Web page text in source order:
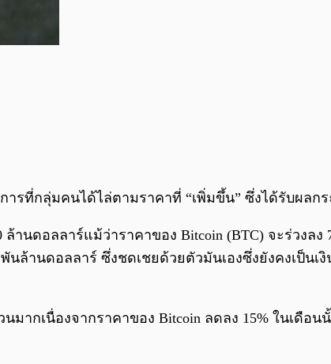
การที่กลุ่มคนได้ไล่ตามราคาที่ “เพิ่มขึ้น” ซึ่งได้รับผลก
ล้านดอลลาร์แม้ว่าราคาของ Bitcoin (BTC) จะร่วงล
พันล้านดอลลาร์ ซึ่งชดเชยด้วยตัวมันเองซึ่งยังคงเป็น
ากเนื่องจากราคาของ Bitcoin ลดลง 15% ในเดือน